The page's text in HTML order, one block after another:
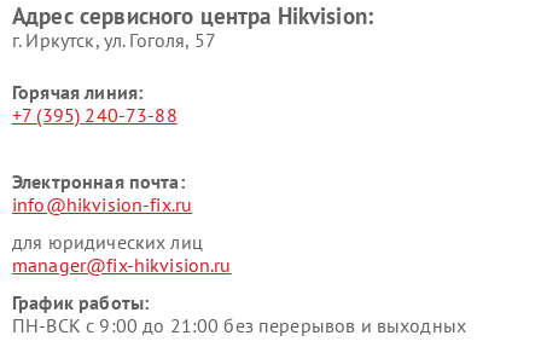
Адрес сервисного центра Hikvision:
г. Иркутск, ул. ​Гоголя, 57
Горячая линия:
+7 (395) 240-73-88
Электронная почта:
info@hikvision-fix.ru
для юридических лиц
manager@fix-hikvision.ru
График работы:
ПН-ВСК с 9:00 до 21:00 без перерывов и выходных